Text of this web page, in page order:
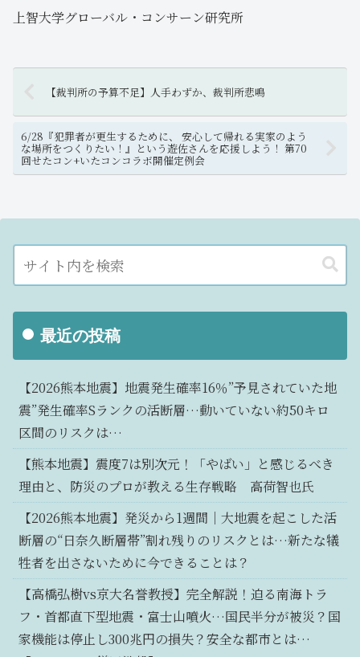
上智大学グローバル・コンサーン研究所
【裁判所の予算不足】人手わずか、裁判所悲鳴
6/28『犯罪者が更生するために、 安心して帰れる実家のよう
な場所をつくりたい！』という遊佐さんを応援しよう！ 第70
回せたコン+いたコンコラボ開催定例会
最近の投稿
【2026熊本地震】地震発生確率16％”予見されていた地
震”発生確率Sランクの活断層…動いていない約50キロ
区間のリスクは…
【熊本地震】震度7は別次元！「やばい」と感じるべき
理由と、防災のプロが教える生存戦略 高荷智也氏
【2026熊本地震】発災から1週間｜大地震を起こした活
断層の“日奈久断層帯”割れ残りのリスクとは…新たな犠
牲者を出さないために今できることは？
【高橋弘樹vs京大名誉教授】完全解説！迫る南海トラ
フ・首都直下型地震・富士山噴火…国民半分が被災？国
家機能は停止し300兆円の損失？安全な都市とは…